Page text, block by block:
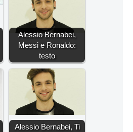
Alessio Bernabei,
Messi e Ronaldo:
testo
Alessio Bernabei, Ti